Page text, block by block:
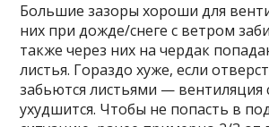
Большие зазоры хороши для
них при дожде/снеге с ветром
также через них на чердак
листья. Гораздо хуже, если
забьются листьями — вентиляция
ухудшится. Чтобы не попасть в